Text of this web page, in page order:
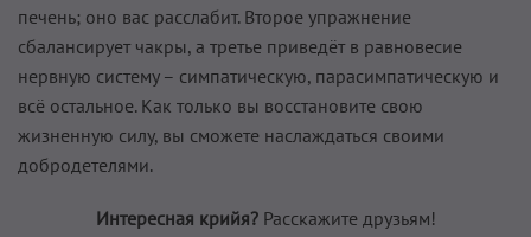
печень; оно вас расслабит. Второе упражнение
сбалансирует чакры, а третье приведёт в равновесие
нервную систему – симпатическую, парасимпатическую и
всё остальное. Как только вы восстановите свою
жизненную силу, вы сможете наслаждаться своими
добродетелями.
Интересная крийя?Расскажите друзьям!